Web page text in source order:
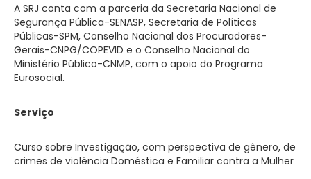
A SRJ conta com a parceria da Secretaria Nacional de
Segurança Pública-SENASP, Secretaria de Políticas
Públicas-SPM, Conselho Nacional dos Procuradores-
Gerais-CNPG/COPEVID e o Conselho Nacional do
Ministério Público-CNMP, com o apoio do Programa
Eurosocial.
Serviço
Curso sobre Investigação, com perspectiva de gênero, de
crimes de violência Doméstica e Familiar contra a Mulher